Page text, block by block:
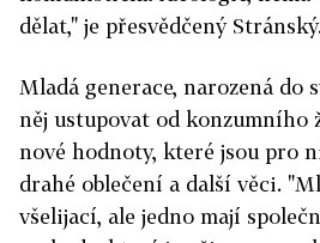
dělat," je přesvědčený
Mladá generace, narozená do
něj ustupovat od konzumního
nové hodnoty, které jsou pro
drahé oblečení a další věci.
všelijací, ale jedno mají